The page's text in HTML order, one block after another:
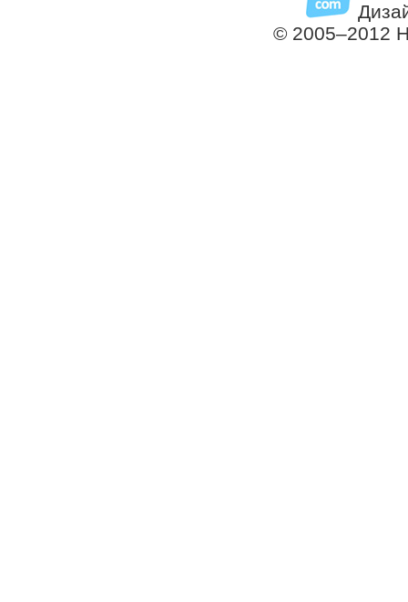
© 2005–2012